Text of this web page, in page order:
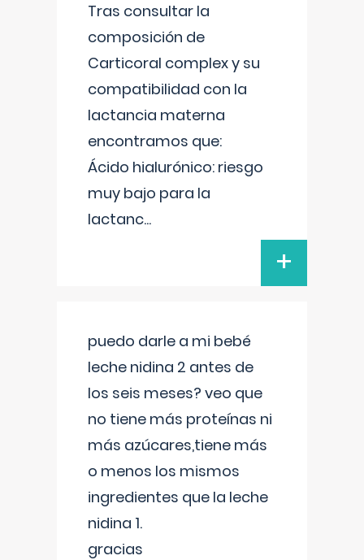
Tras consultar la
composición de
Carticoral complex y su
compatibilidad con la
lactancia materna
encontramos que:
Ácido hialurónico: riesgo
muy bajo para la
lactanc...
+
puedo darle a mi bebé
leche nidina 2 antes de
los seis meses? veo que
no tiene más proteínas ni
más azúcares,tiene más
o menos los mismos
ingredientes que la leche
nidina 1.
gracias